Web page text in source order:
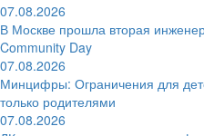
07.08.2026
В Москве прошла вторая
Community Day
07.08.2026
Минцифры: Ограничения для
только родителями
07.08.2026